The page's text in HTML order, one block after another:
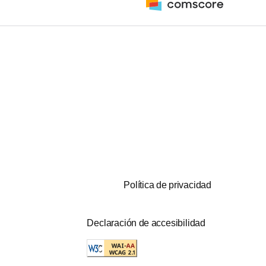
Política de privacidad
Declaración de accesibilidad